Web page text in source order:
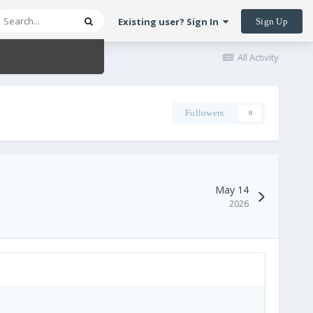
Existing user? Sign In Sign Up
All Activity
Followers 0
May 14
2026